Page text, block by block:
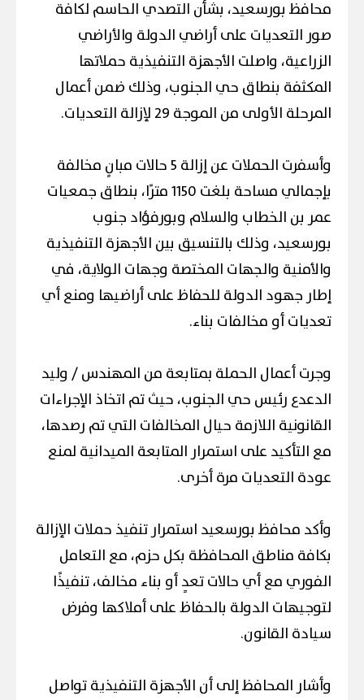
محافظ بورسعيد، بشأن التصدي الحاسم لكافة
صور التعديات على أراضي الدولة والأراضي
الزراعية، واصلت الأجهزة التنفيذية حملاتها
المكثفة بنطاق حي الجنوب، وذلك ضمن أعمال
المرحلة الأولى من الموجة 29 لإزالة التعديات.
وأسفرت الحملات عن إزالة 5 حالات مبانٍ مخالفة
بإجمالي مساحة بلغت 1150 مترًا، بنطاق جمعيات
عمر بن الخطاب والسلام وبورفؤاد جنوب
بورسعيد، وذلك بالتنسيق بين الأجهزة التنفيذية
والأمنية والجهات المختصة وجهات الولاية، في
إطار جهود الدولة للحفاظ على أراضيها ومنع أي
تعديات أو مخالفات بناء.
وجرت أعمال الحملة بمتابعة من المهندس / وليد
الدعدع رئيس حي الجنوب، حيث تم اتخاذ الإجراءات
القانونية اللازمة حيال المخالفات التي تم رصدها،
مع التأكيد على استمرار المتابعة الميدانية لمنع
عودة التعديات مرة أخرى.
وأكد محافظ بورسعيد استمرار تنفيذ حملات الإزالة
بكافة مناطق المحافظة بكل حزم، مع التعامل
الفوري مع أي حالات تعدٍ أو بناء مخالف، تنفيذًا
لتوجيهات الدولة بالحفاظ على أملاكها وفرض
سيادة القانون.
وأشار المحافظ إلى أن الأجهزة التنفيذية تواصل